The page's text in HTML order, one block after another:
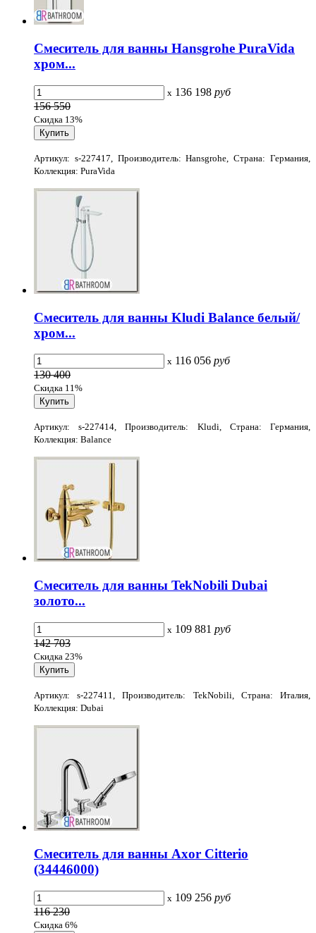
Смеситель для ванны Hansgrohe PuraVida
хром...
x 136 198 руб
156 550
Скидка 13%
Артикул: s-227417, Производитель: Hansgrohe, Страна: Германия,
Коллекция: PuraVida
Смеситель для ванны Kludi Balance белый/
хром...
x 116 056 руб
130 400
Скидка 11%
Артикул: s-227414, Производитель: Kludi, Страна: Германия,
Коллекция: Balance
Смеситель для ванны TekNobili Dubai
золото...
x 109 881 руб
142 703
Скидка 23%
Артикул: s-227411, Производитель: TekNobili, Страна: Италия,
Коллекция: Dubai
Смеситель для ванны Axor Citterio
(34446000)
x 109 256 руб
116 230
Скидка 6%